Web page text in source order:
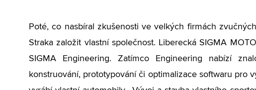
Poté, co nasbíral zkušenosti ve velkých firmách
Straka založit vlastní společnost. Liberecká SIGMA
SIGMA Engineering. Zatímco Engineering nabízí
konstruování, prototypování či optimalizace softwaru pro